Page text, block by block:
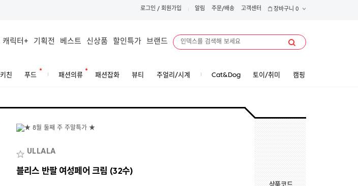
로그인 / 회원가입 알림 주문/배송 고객센터 장바구니 0
캐릭터+ 기획전 베스트 신상품 할인특가 브랜드
키친 푸드 패션의류 패션잡화 뷰티 주얼리/시계 Cat&Dog 토이/취미 캠핑
ULLALA
블리스 반팔 여성페어 크림 (32수)